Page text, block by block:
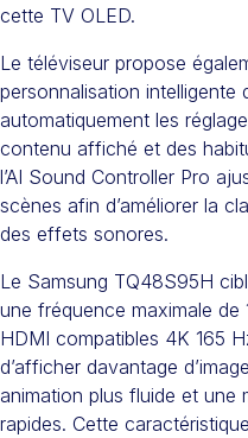
cette TV OLED.
Le téléviseur propose
personnalisation intelligente
automatiquement les
contenu affiché et des
l’AI Sound Controller Pro
scènes afin d’améliorer la
des effets sonores.
Le Samsung TQ48S95H
une fréquence maximale
HDMI compatibles 4K 165
d’afficher davantage
animation plus fluide et une
rapides. Cette